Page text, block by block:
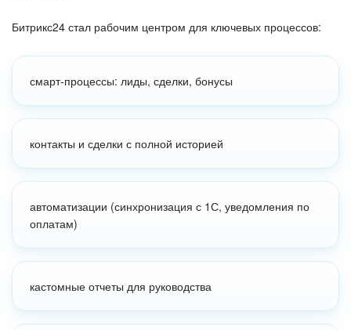
Битрикс24 стал рабочим центром для ключевых процессов:
смарт-процессы: лиды, сделки, бонусы
контакты и сделки с полной историей
автоматизации (синхронизация с 1С, уведомления по
оплатам)
кастомные отчеты для руководства